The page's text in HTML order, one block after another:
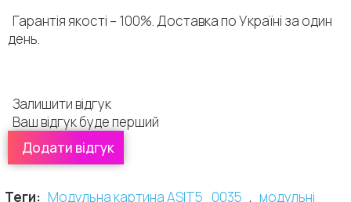
Гарантія якості – 100%. Доставка по Україні за один
день.
Залишити відгук
Ваш відгук буде перший
Додати відгук
Залишити відгук:
Оцінити цей продукт:
Теги: Модульна картина ASIT5_0035 , модульні